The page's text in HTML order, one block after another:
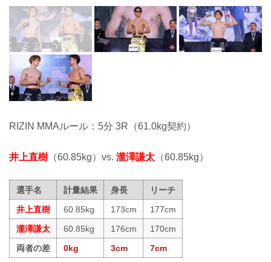
RIZIN MMAルール：5分 3R（61.0kg契約）
井上直樹 （60.85kg）vs. 瀧澤謙太 （60.85kg）
選手名 計量結果 身長
リーチ
井上直樹
60.85kg 173cm
177cm
瀧澤謙太
60.85kg 176cm
170cm
両者の差
0kg 3cm 7cm